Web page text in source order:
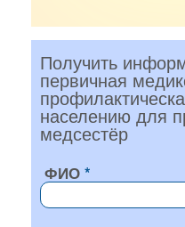
Получить
первичная
населению для
медсестёр
ФИО